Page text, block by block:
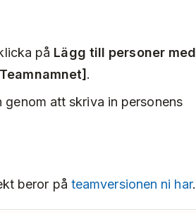
på Lägg till personer med
.
att skriva in personens
beror på teamversionen ni har.